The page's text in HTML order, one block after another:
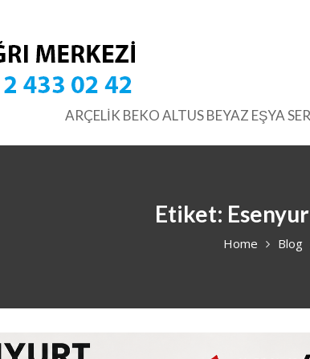
ARÇELİK BEKO ALTUS BEYAZ EŞYA
Etiket:
Home Blog